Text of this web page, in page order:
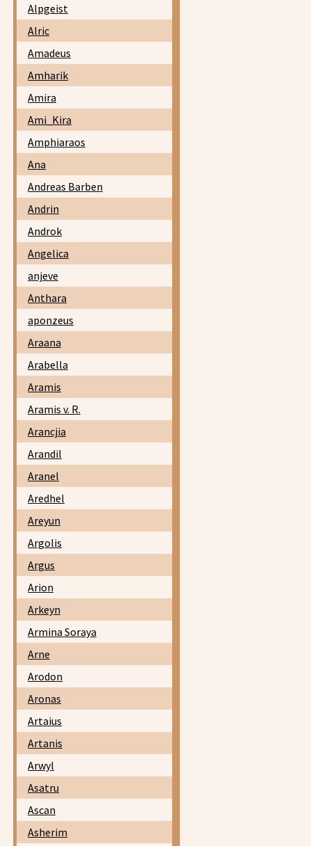
Alpgeist
Alric
Amadeus
Amharik
Amira
Ami_Kira
Amphiaraos
Ana
Andreas Barben
Andrin
Androk
Angelica
anjeve
Anthara
aponzeus
Araana
Arabella
Aramis
Aramis v. R.
Arancjia
Arandil
Aranel
Aredhel
Areyun
Argolis
Argus
Arion
Arkeyn
Armina Soraya
Arne
Arodon
Aronas
Artaius
Artanis
Arwyl
Asatru
Ascan
Asherim